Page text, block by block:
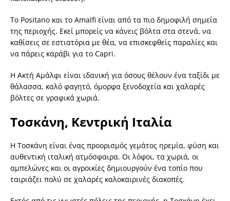
Το Positano και το Amalfi είναι από τα πιο δημοφιλή σημεία
της περιοχής. Εκεί μπορείς να κάνεις βόλτα στα στενά, να
καθίσεις σε εστιατόρια με θέα, να επισκεφθείς παραλίες και
να πάρεις καράβι για το Capri.
Η Ακτή Αμάλφι είναι ιδανική για όσους θέλουν ένα ταξίδι με
θάλασσα, καλό φαγητό, όμορφα ξενοδοχεία και χαλαρές
βόλτες σε γραφικά χωριά.
Τοσκάνη, Κεντρική Ιταλία
Η Τοσκάνη είναι ένας προορισμός γεμάτος ηρεμία, φύση και
αυθεντική ιταλική ατμόσφαιρα. Οι λόφοι, τα χωριά, οι
αμπελώνες και οι αγροικίες δημιουργούν ένα τοπίο που
ταιριάζει πολύ σε χαλαρές καλοκαιρινές διακοπές.